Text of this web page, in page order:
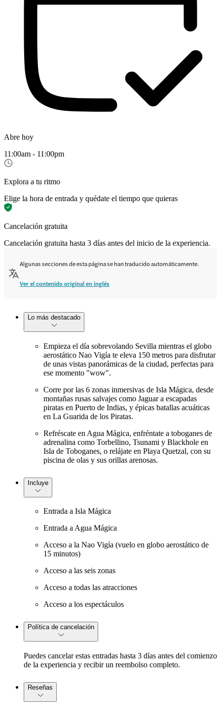
Abre hoy
11:00am - 11:00pm
Explora a tu ritmo
Elige la hora de entrada y quédate el tiempo que quieras
Cancelación gratuita
Cancelación gratuita hasta 3 días antes del inicio de la experiencia.
Algunas secciones de esta página se han traducido automáticamente.
Ver el contenido original en inglés
Lo más destacado
Empieza el día sobrevolando Sevilla mientras el globo
aerostático Nao Vigía te eleva 150 metros para disfrutar
de unas vistas panorámicas de la ciudad, perfectas para
ese momento "wow".
Corre por las 6 zonas inmersivas de Isla Mágica, desde
montañas rusas salvajes como Jaguar a escapadas
piratas en Puerto de Indias, y épicas batallas acuáticas
en La Guarida de los Piratas.
Refréscate en Agua Mágica, enfréntate a toboganes de
adrenalina como Torbellino, Tsunami y Blackhole en
Isla de Toboganes, o relájate en Playa Quetzal, con su
piscina de olas y sus orillas arenosas.
Incluye
Entrada a Isla Mágica
Entrada a Agua Mágica
Acceso a la Nao Vigía (vuelo en globo aerostático de
15 minutos)
Acceso a las seis zonas
Acceso a todas las atracciones
Acceso a los espectáculos
Política de cancelación
Puedes cancelar estas entradas hasta 3 días antes del comienzo
de la experiencia y recibir un reembolso completo.
Reseñas